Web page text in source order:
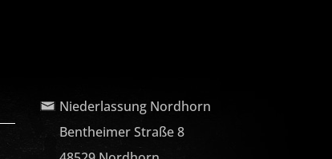
Niederlassung Nordhorn
Bentheimer Straße 8